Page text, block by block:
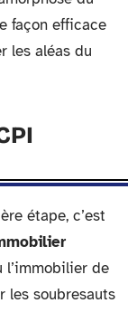
façon efficace
les aléas du
étape, c’est
l’immobilier de
les soubresauts